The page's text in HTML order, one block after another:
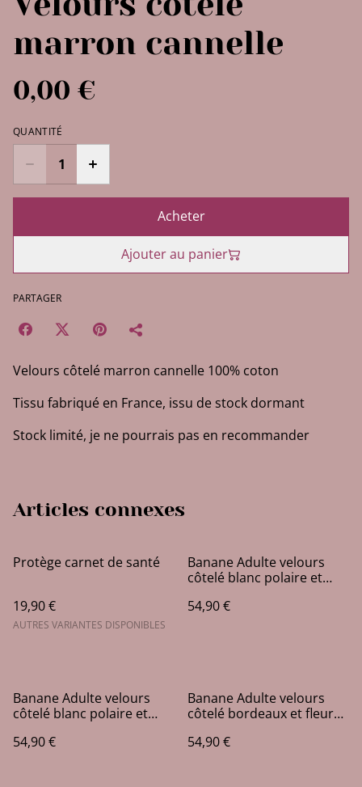
marron cannelle
0,00 €
QUANTITÉ
Acheter
Ajouter au panier
PARTAGER
Velours côtelé marron cannelle 100% coton
Tissu fabriqué en France, issu de stock dormant
Stock limité, je ne pourrais pas en recommander
Articles connexes
Protège carnet de santé
19,90 €
AUTRES VARIANTES DISPONIBLES
Banane Adulte velours
côtelé blanc polaire et
54,90 €
Banane Adulte velours
côtelé blanc polaire et
54,90 €
Banane Adulte velours
côtelé bordeaux et fleurs
54,90 €